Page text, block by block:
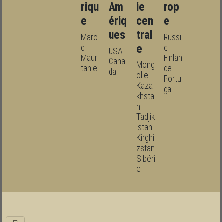
riqu
e
Maro
c
Mauri
tanie
Am
ériq
ues
USA
Cana
da
ie
cen
tral
e
Mong
olie
Kaza
khsta
n
Tadjik
istan
Kirghi
zstan
Sibéri
e
rop
e
Russi
e
Finlan
de
Portu
gal